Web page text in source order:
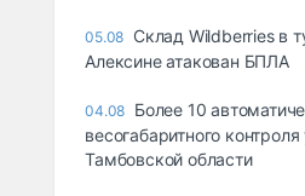
05.08 Склад Wildberries в
Алексине атакован БПЛА
04.08 Более 10
весогабаритного контроля
Тамбовской области